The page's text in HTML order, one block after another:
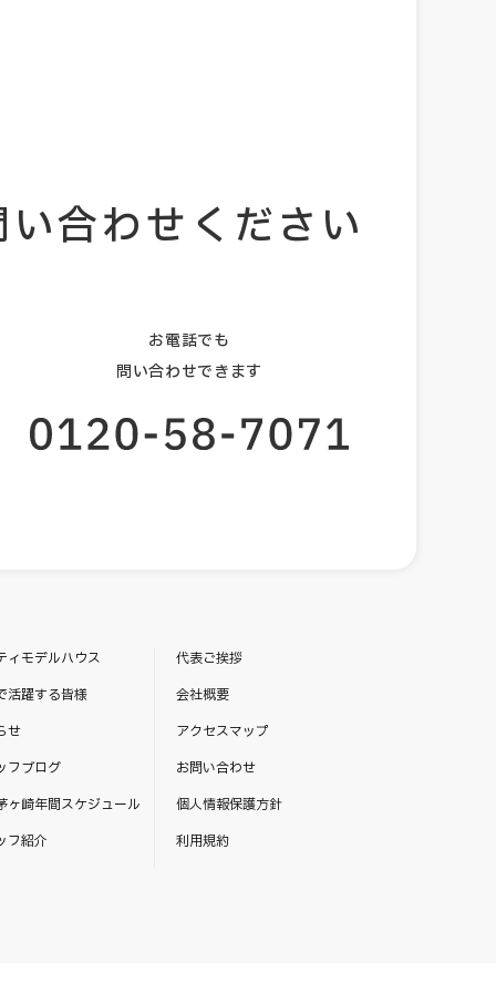
合わせください
お電話でも
問い合わせできます
ィモデルハウス
活躍する皆様
せ
フブログ
ヶ崎年間スケジュール
フ紹介
代表ご挨拶
会社概要
アクセスマップ
お問い合わせ
個人情報保護方針
利用規約